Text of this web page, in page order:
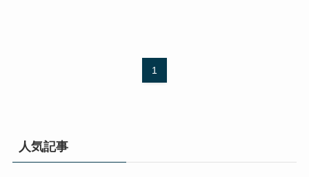
1
人気記事